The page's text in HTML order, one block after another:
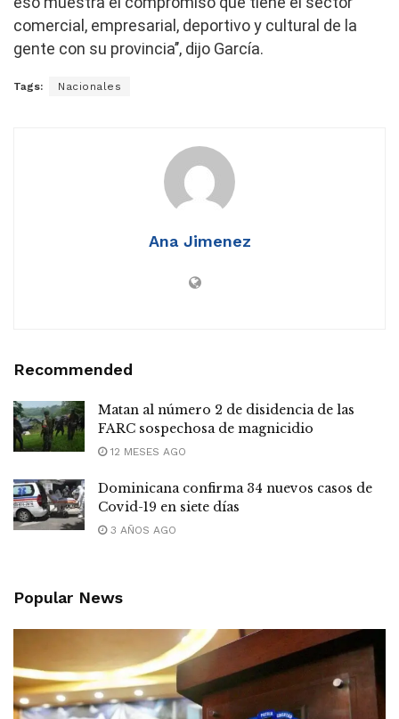
comercial, empresarial, deportivo y cultural de la
gente con su provincia’’, dijo García.
Tags: Nacionales
Ana Jimenez
Recommended
Matan al número 2 de disidencia de las
FARC sospechosa de magnicidio
12 MESES AGO
Dominicana confirma 34 nuevos casos de
Covid-19 en siete días
3 AÑOS AGO
Popular News